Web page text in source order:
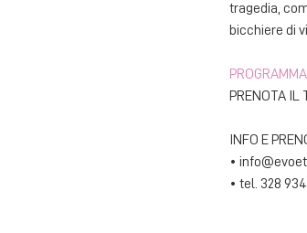
tragedia,
bicchiere di
PRENOTA IL
INFO E
•
• tel. 328